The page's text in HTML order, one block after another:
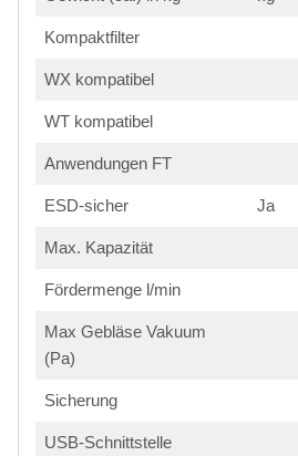
Kompaktfilter
WX kompatibel
WT kompatibel
Anwendungen FT
ESD-sicher Ja
Max. Kapazität
Fördermenge l/min
Max Gebläse Vakuum
(Pa)
Sicherung
USB-Schnittstelle